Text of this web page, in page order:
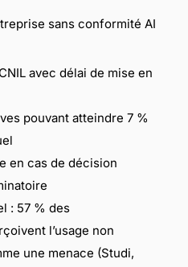
sans conformité AI
avec délai de mise en
pouvant atteindre 7 %
en cas de décision
: 57 % des
l’usage non
une menace (Studi,